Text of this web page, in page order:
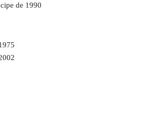
de 1990